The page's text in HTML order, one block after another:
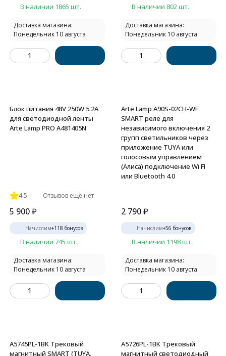
В наличии 1865 шт.
Доставка магазина:
Понедельник 10 августа
В наличии 802 шт.
Доставка магазина:
Понедельник 10 августа
Блок питания 48V 250W 5.2А
для светодиодной ленты
Arte Lamp PRO A481405N
4.5 Отзывов ещё нет
5 900₽
Начислим+118 бонусов
В наличии 745 шт.
Доставка магазина:
Понедельник 10 августа
Arte Lamp A90S-02CH-WF
SMART реле для
независимого включения 2
групп светильников через
приложение TUYA или
голосовым управлением
(Алиса) подключение Wi FI
или Bluetooth 4.0
2 790₽
Начислим+56 бонусов
В наличии 1198 шт.
Доставка магазина:
Понедельник 10 августа
A5745PL-1BK Трековый
магнитный SMART (TUYA,
A5726PL-1BK Трековый
магнитный светодиодный